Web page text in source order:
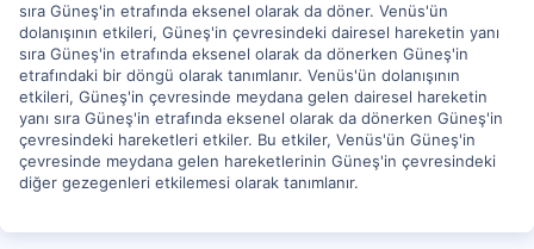
sıra Güneş'in etrafında eksenel olarak da döner. Venüs'ün
dolanışının etkileri, Güneş'in çevresindeki dairesel hareketin yanı
sıra Güneş'in etrafında eksenel olarak da dönerken Güneş'in
etrafındaki bir döngü olarak tanımlanır. Venüs'ün dolanışının
etkileri, Güneş'in çevresinde meydana gelen dairesel hareketin
yanı sıra Güneş'in etrafında eksenel olarak da dönerken Güneş'in
çevresindeki hareketleri etkiler. Bu etkiler, Venüs'ün Güneş'in
çevresinde meydana gelen hareketlerinin Güneş'in çevresindeki
diğer gezegenleri etkilemesi olarak tanımlanır.